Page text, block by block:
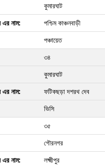
কুমারঘাট
পশ্চিম কাঞ্চনবাড়ী
পঞ্চায়েত
৩৪
কুমারঘাট
ফটিকছড়া দশরথ দেব
ভিসি
৩৫
গৌরনগর
লক্ষ্মীপুর